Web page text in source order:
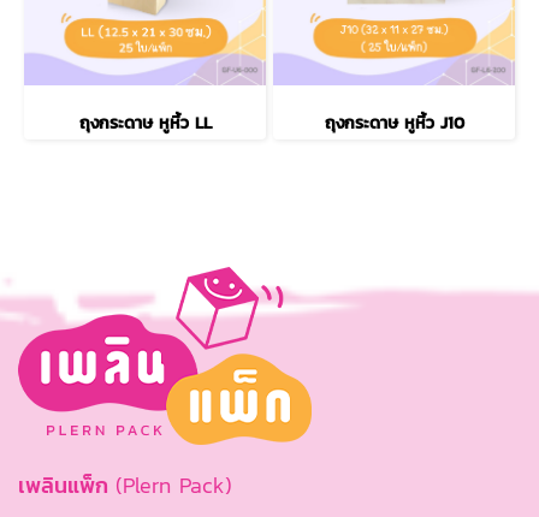
ถุงกระดาษ หูหิ้ว LL ถุงกระดาษ หูหิ้ว J10
เพลินแพ็ก (Plern Pack)